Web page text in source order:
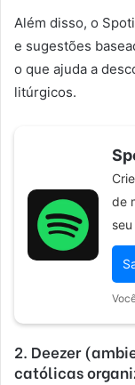
Além disso, o
e sugestões
o que ajuda a
litúrgicos.
de
2. Deezer
católicas